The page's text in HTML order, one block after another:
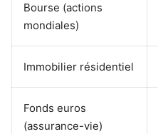
Bourse (actions
mondiales)
Immobilier résidentiel
Fonds euros
(assurance-vie)